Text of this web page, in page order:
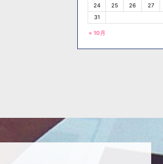
« 10月
24
25 26 27
31